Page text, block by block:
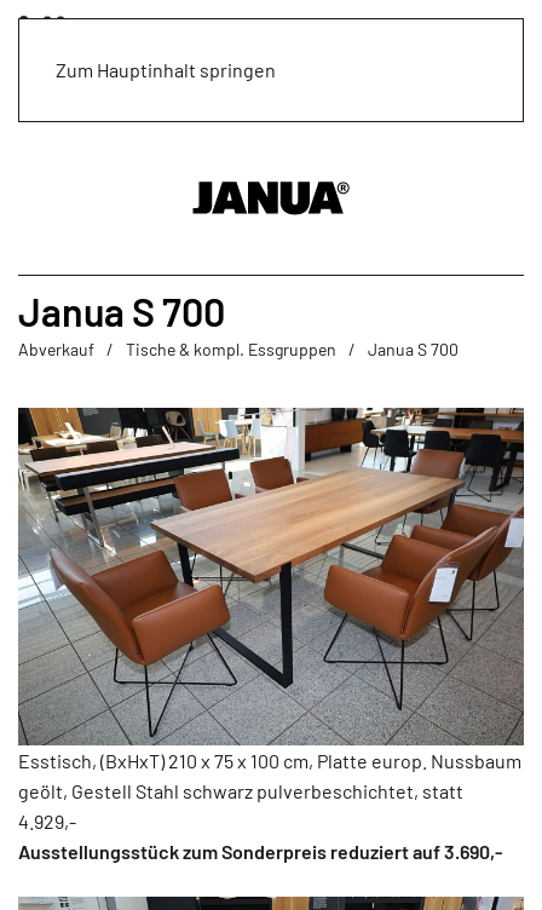
Zum Hauptinhalt springen
Janua S 700
Abverkauf Tische & kompl. Essgruppen Janua S 700
Esstisch, (BxHxT) 210 x 75 x 100 cm, Platte europ. Nussbaum
geölt, Gestell Stahl schwarz pulverbeschichtet, statt
4.929,-
Ausstellungsstück zum Sonderpreis reduziert auf 3.690,-